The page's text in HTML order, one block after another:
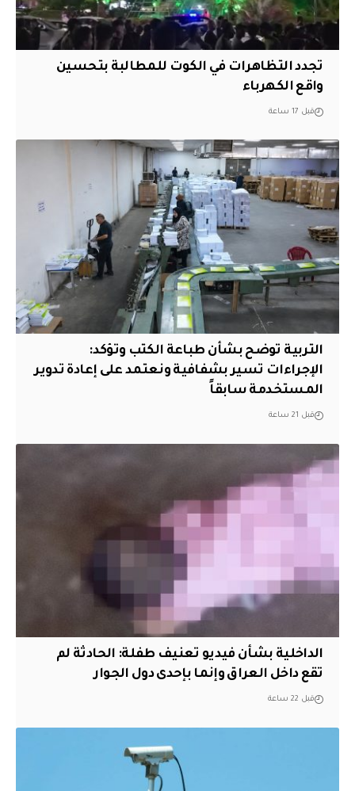
تجدد التظاهرات في الكوت للمطالبة بتحسين
واقع الكهرباء
قبل 17 ساعة
التربية توضح بشأن طباعة الكتب وتؤكد:
الإجراءات تسير بشفافية ونعتمد على إعادة تدوير
المستخدمة سابقاً
قبل 21 ساعة
الداخلية بشأن فيديو تعنيف طفلة: الحادثة لم
تقع داخل العراق وإنما بإحدى دول الجوار
قبل 22 ساعة